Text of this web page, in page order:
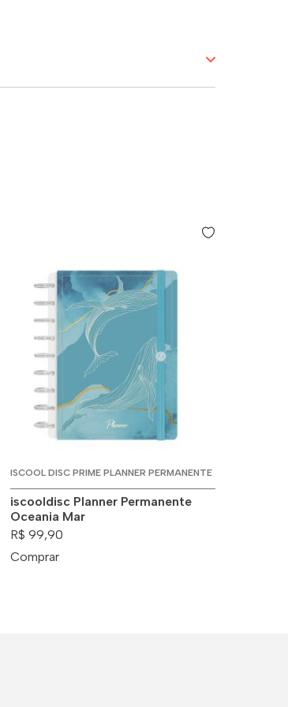
ISCOOL DISC PRIME PLANNER PERMANENTE
iscooldisc Planner Permanente
Oceania Mar
R$ 99,90
Comprar